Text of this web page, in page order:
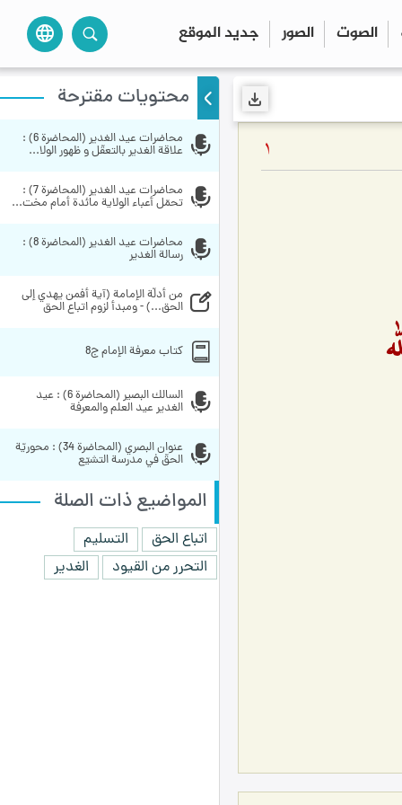
الصوت الصور جديد الموقع language
1
محتويات مقترحة
علاقة الغدير بالتعقّل و ظهور الولا...
تحمّل أعباء الولاية مائدة أمام مخت...
رسالة الغدير
الحق...) - ومبدأ لزوم اتباع الحق
کتاب معرفة الإمام ج8
الغدير عيد العلم والمعرفة
الحقّ في مدرسة التشيّع
المواضيع ذات الصلة
اتباع الحق
التسليم
التحرر من القيود
الغدير